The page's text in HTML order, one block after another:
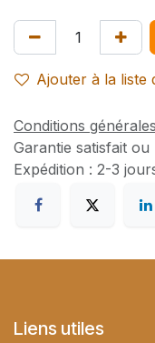
Ajouter à la liste
Conditions générales
Garantie satisfait
Expédition : 2-3
Liens utiles